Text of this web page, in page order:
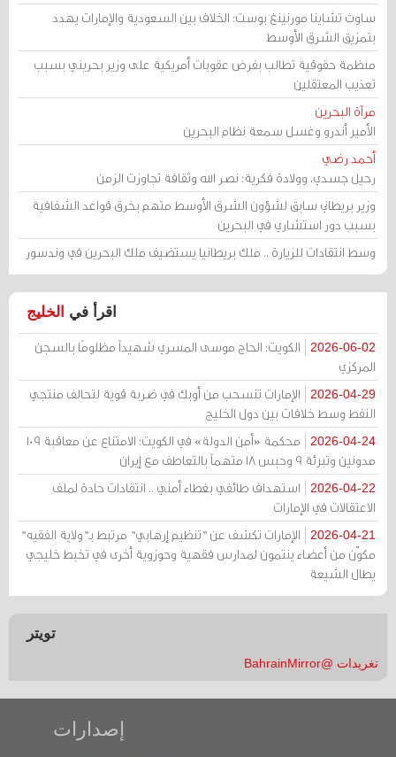
ساوث تشاينا مورنينغ بوست: الخلاف بين السعودية والإمارات يهدد
بتمزيق الشرق الأوسط
منظمة حقوقية تطالب بفرض عقوبات أمريكية على وزير بحريني بسبب
تعذيب المعتقلين
مرآة البحرين
الأمير أندرو وغسل سمعة نظام البحرين
أحمد رضي
رحيل جسدي، وولادة فكرية: نصر الله وثقافة تجاوزت الزمن
وزير بريطاني سابق لشؤون الشرق الأوسط متهم بخرق قواعد الشفافية
بسبب دور استشاري في البحرين
وسط انتقادات للزيارة .. ملك بريطانيا يستضيف ملك البحرين في وندسور
اقرأ في الخليج
2026-06-02
الكويت: الحاج موسى المسري شهيداً مظلومًا بالسجن
المركزي
2026-04-29
الإمارات تنسحب من أوبك في ضربة قوية لتحالف منتجي
النفط وسط خلافات بين دول الخليج
2026-04-24
محكمة «أمن الدولة» في الكويت: الامتناع عن معاقبة 109
مدونين وتبرئة 9 وحبس 18 متهماً بالتعاطف مع إيران
2026-04-22
استهداف طائفي بغطاء أمني .. انتقادات حادة لملف
الاعتقالات في الإمارات
2026-04-21
الإمارات تكشف عن "تنظيم إرهابي" مرتبط بـ"ولاية الفقيه"
مكوّن من أعضاء ينتمون لمدارس فقهية وحوزوية أخرى في تخبط خليجي
يطال الشيعة
تويتر
تغريدات @BahrainMirror
إصدارات